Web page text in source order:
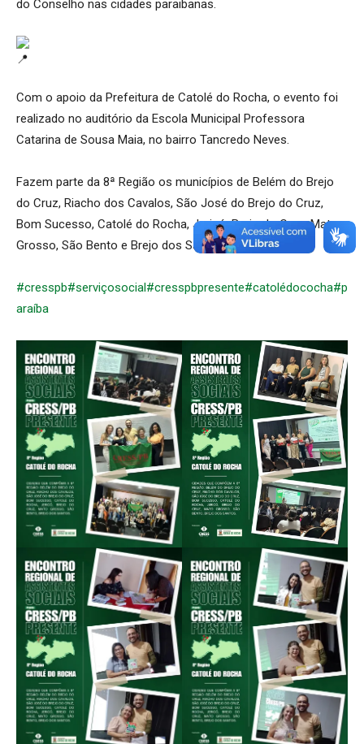
do Conselho nas cidades paraibanas.
Com o apoio da Prefeitura de Catolé do Rocha, o evento foi
realizado no auditório da Escola Municipal Professora
Catarina de Sousa Maia, no bairro Tancredo Neves.
Fazem parte da 8ª Região os municípios de Belém do Brejo
do Cruz, Riacho dos Cavalos, São José do Brejo do Cruz,
Bom Sucesso, Catolé do Rocha, Jericó, Brejo do Cruz, Mato
Grosso, São Bento e Brejo dos Santos.
#cresspb#serviçosocial#cresspbpresente#catolédococha#p
araíba